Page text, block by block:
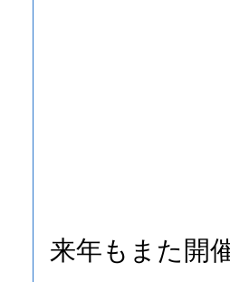
来年もまた開